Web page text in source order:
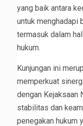
yang baik antara
untuk menghadapi
termasuk dalam
hukum.
Kunjungan ini
memperkuat
dengan Kejaksaan
stabilitas dan
penegakan hukum